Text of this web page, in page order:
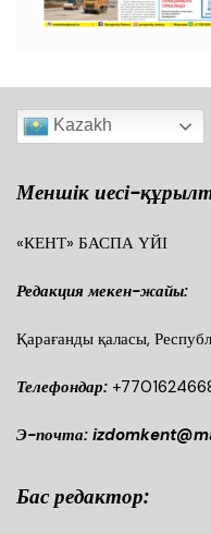
Kazakh
Меншік иесі-
«КЕНТ» БАСПА ҮЙІ
Редакция мекен-жайы:
Қарағанды қаласы,
Телефондар:
Э-почта:
Бас редактор: